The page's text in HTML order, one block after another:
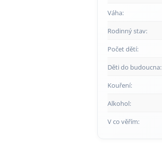
Váha:
Rodinný stav:
Počet dětí:
Děti do budoucna:
Kouření:
Alkohol:
V co věřím: